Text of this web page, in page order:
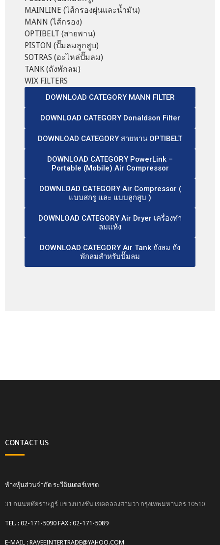
MAINLINE (ไส้กรองผุ่นและน้ำมัน)
MANN (ไส้กรอง)
OPTIBELT (สายพาน)
PISTON (ปั๊มลมลูกสูบ)
SOTRAS (อะไหล่ปั๊มลม)
TANK (ถังพักลม)
WIX FILTERS
DOWNLOAD CATEGORY MANN FILTER
DOWNLOAD CATEGORY Donaldson Filter
DOWNLOAD CATEGORY สายพาน OPTIBELT
DOWNLOAD CATEGORY PowerLink –
Portable (Mobile) Air Compressor
DOWNLOAD CATEGORY Air Compressor (
แบบสกรู และ แบบลูกสูบ )
DOWNLOAD CATEGORY Air Dryer เครื่องทำ
ลมแห้ง
DOWNLOAD CATEGORY Air Tank ถังลม ถัง
พักลมสำหรับปั๊มลม
CONTACT US
ห้างหุ้นส่วนจำกัด ระวีอินเตอร์เทรด
31 ถนนหทัยราษฏร์ แขวงบางชัน เขตคลองสามวา กรุงเทพมหานคร 10510
TEL. : 02-171-5090 FAX : 02-171-5089
E-MAIL : RAVEEINTERTRADE@YAHOO.COM